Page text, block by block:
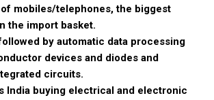
mobiles/telephones, the biggest
the import basket.
by automatic data processing
devices and diodes and
circuits.
India buying electrical and electronic